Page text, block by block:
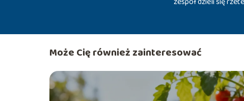
Może Cię również zainteresować